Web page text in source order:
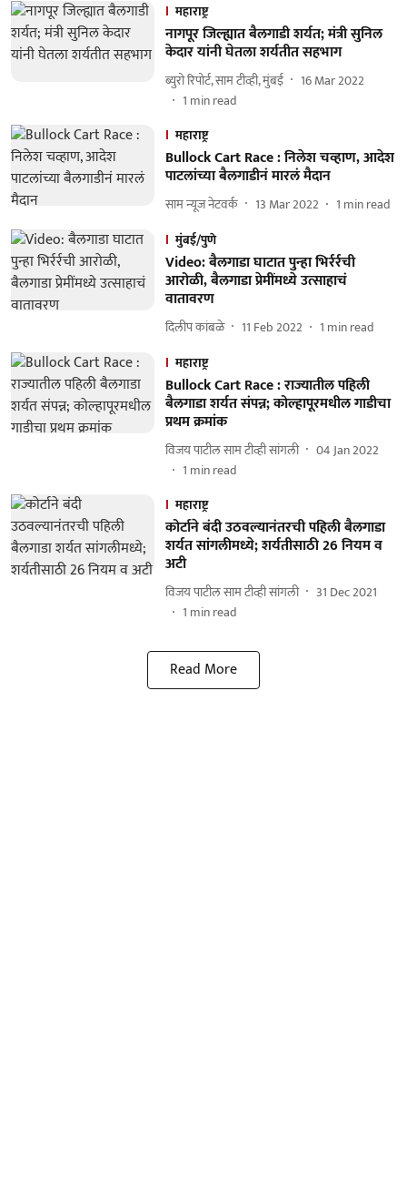
महाराष्ट्र
नागपूर जिल्ह्यात बैलगाडी शर्यत; मंत्री सुनिल
केदार यांनी घेतला शर्यतीत सहभाग
ब्युरो रिपोर्ट, साम टीव्ही, मुंबई
16 Mar 2022
1 min read
महाराष्ट्र
Bullock Cart Race : निलेश चव्हाण, आदेश
पाटलांच्या बैलगाडीनं मारलं मैदान
साम न्यूज नेटवर्क 13 Mar 2022 1 min read
मुंबई/पुणे
Video: बैलगाडा घाटात पुन्हा भिर्रर्रची
आरोळी, बैलगाडा प्रेमींमध्ये उत्साहाचं
वातावरण
दिलीप कांबळे 11 Feb 2022 1 min read
महाराष्ट्र
Bullock Cart Race : राज्यातील पहिली
बैलगाडा शर्यत संपन्न; कोल्हापूरमधील गाडीचा
प्रथम क्रमांक
विजय पाटील साम टीव्ही सांगली
04 Jan 2022
1 min read
महाराष्ट्र
कोर्टाने बंदी उठवल्यानंतरची पहिली बैलगाडा
शर्यत सांगलीमध्ये; शर्यतीसाठी 26 नियम व
अटी
विजय पाटील साम टीव्ही सांगली
31 Dec 2021
1 min read
Read More